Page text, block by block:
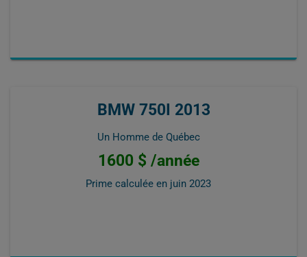
BMW 750I 2013
Un Homme de Québec
1600 $ /année
Prime calculée en juin 2023